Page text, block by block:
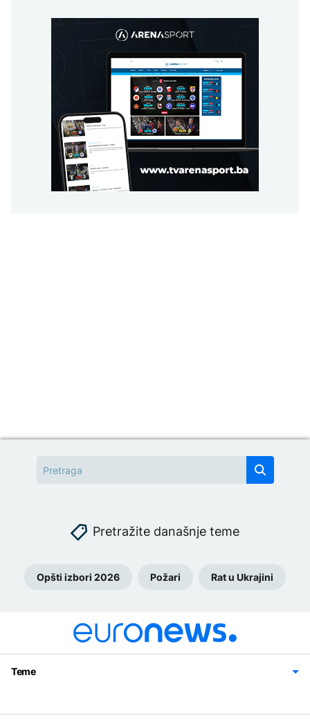
Pretražite današnje teme
Opšti izbori 2026 Požari Rat u Ukrajini
Teme
Svijet
Sport